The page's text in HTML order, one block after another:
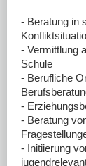
- Beratung in
- Vermittlung
Schule
- Berufliche
-
- Beratung
- Initiierung